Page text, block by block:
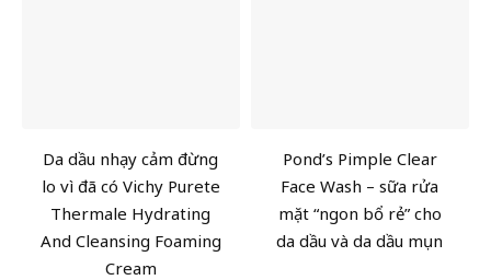
Da dầu nhạy cảm đừng
lo vì đã có Vichy Purete
Thermale Hydrating
And Cleansing Foaming
Cream‎
Pond’s Pimple Clear
Face Wash – sữa rửa
mặt “ngon bổ rẻ” cho
da dầu và da dầu mụn